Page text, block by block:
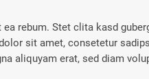
rebum. Stet clita kasd
sit amet, consetetur
aliquyam erat, sed diam